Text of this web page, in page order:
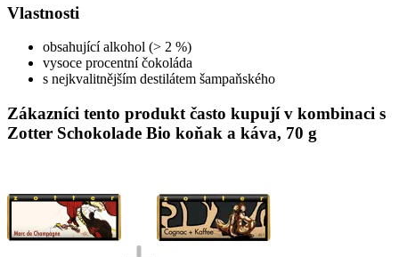
Vlastnosti
obsahující alkohol (> 2 %)
vysoce procentní čokoláda
s nejkvalitnějším destilátem šampaňského
Zákazníci tento produkt často kupují v kombinaci s
Zotter Schokolade Bio koňak a káva, 70 g